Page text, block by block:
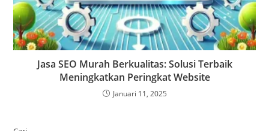
Jasa SEO Murah Berkualitas: Solusi Terbaik
Meningkatkan Peringkat Website
Januari 11, 2025